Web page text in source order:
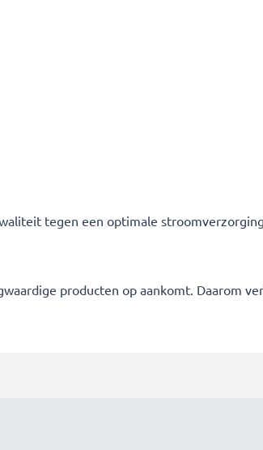
tegen een optimale
producten op aankomt. Daarom